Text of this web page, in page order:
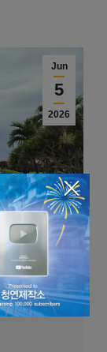
Jun
5
2026
×